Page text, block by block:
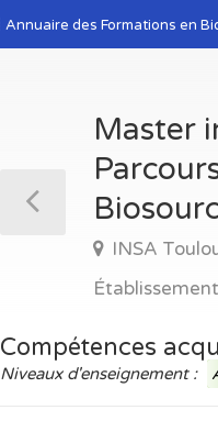
Annuaire des Formations en
Master
INSA
Compétences
Niveaux d'enseignement :